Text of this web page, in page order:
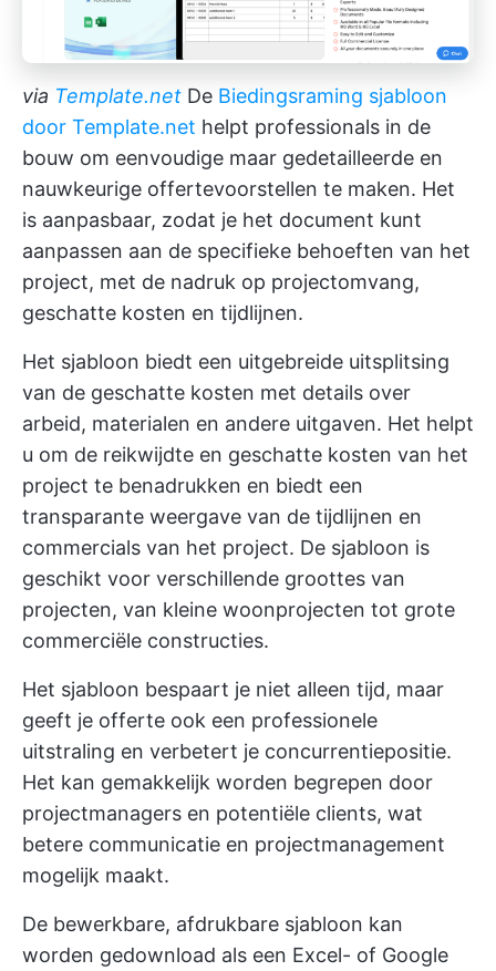
via Template.net De Biedingsraming sjabloon
door Template.net helpt professionals in de
bouw om eenvoudige maar gedetailleerde en
nauwkeurige offertevoorstellen te maken. Het
is aanpasbaar, zodat je het document kunt
aanpassen aan de specifieke behoeften van het
project, met de nadruk op projectomvang,
geschatte kosten en tijdlijnen.
Het sjabloon biedt een uitgebreide uitsplitsing
van de geschatte kosten met details over
arbeid, materialen en andere uitgaven. Het helpt
u om de reikwijdte en geschatte kosten van het
project te benadrukken en biedt een
transparante weergave van de tijdlijnen en
commercials van het project. De sjabloon is
geschikt voor verschillende groottes van
projecten, van kleine woonprojecten tot grote
commerciële constructies.
Het sjabloon bespaart je niet alleen tijd, maar
geeft je offerte ook een professionele
uitstraling en verbetert je concurrentiepositie.
Het kan gemakkelijk worden begrepen door
projectmanagers en potentiële clients, wat
betere communicatie en projectmanagement
mogelijk maakt.
De bewerkbare, afdrukbare sjabloon kan
worden gedownload als een Excel- of Google